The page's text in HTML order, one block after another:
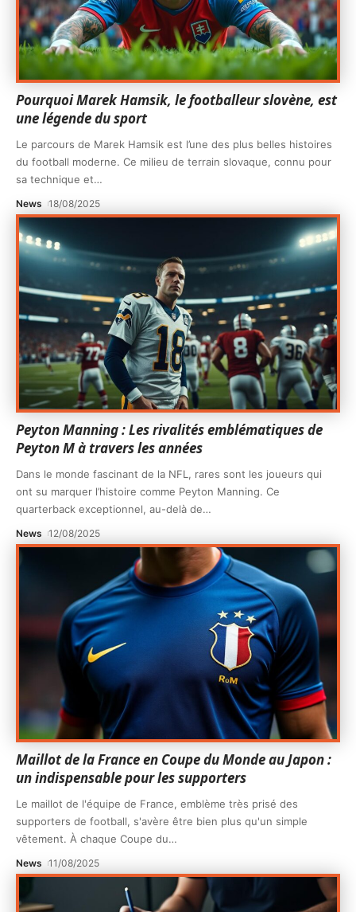
Pourquoi Marek Hamsik, le footballeur slovène, est
une légende du sport
Le parcours de Marek Hamsik est l’une des plus belles histoires
du football moderne. Ce milieu de terrain slovaque, connu pour
sa technique et…
News 18/08/2025
Peyton Manning : Les rivalités emblématiques de
Peyton M à travers les années
Dans le monde fascinant de la NFL, rares sont les joueurs qui
ont su marquer l’histoire comme Peyton Manning. Ce
quarterback exceptionnel, au-delà de…
News 12/08/2025
Maillot de la France en Coupe du Monde au Japon :
un indispensable pour les supporters
Le maillot de l'équipe de France, emblème très prisé des
supporters de football, s'avère être bien plus qu'un simple
vêtement. À chaque Coupe du…
News 11/08/2025